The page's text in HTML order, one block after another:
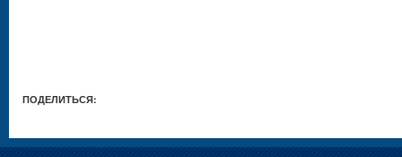
ПОДЕЛИТЬСЯ: